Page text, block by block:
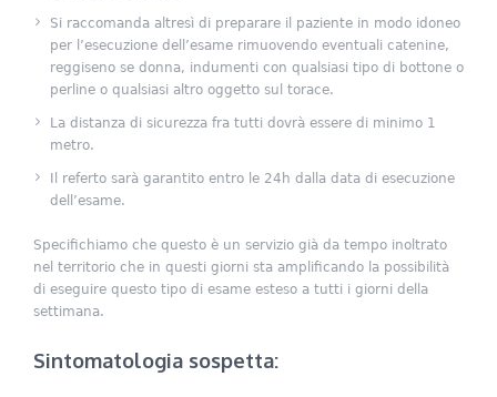
Si raccomanda altresì di preparare il paziente in modo idoneo
per l’esecuzione dell’esame rimuovendo eventuali catenine,
reggiseno se donna, indumenti con qualsiasi tipo di bottone o
perline o qualsiasi altro oggetto sul torace.
La distanza di sicurezza fra tutti dovrà essere di minimo 1
metro.
Il referto sarà garantito entro le 24h dalla data di esecuzione
dell’esame.
Specifichiamo che questo è un servizio già da tempo inoltrato
nel territorio che in questi giorni sta amplificando la possibilità
di eseguire questo tipo di esame esteso a tutti i giorni della
settimana.
Sintomatologia sospetta: